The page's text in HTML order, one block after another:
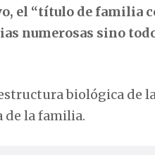
el “título de familia
numerosas sino
biológica de
la familia.